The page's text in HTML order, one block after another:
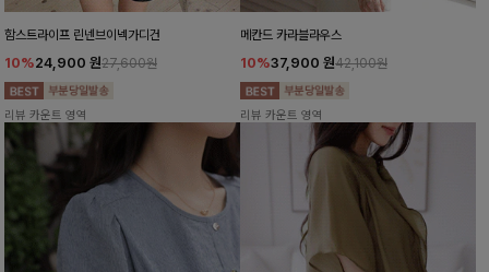
함스트라이프 린넨브이넥가디건
10%24,900 원27,600원
리뷰 카운트 영역
메칸드 카라블라우스
10%37,900 원42,100원
리뷰 카운트 영역